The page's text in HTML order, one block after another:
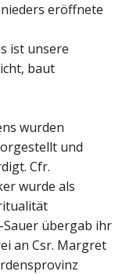
eröffnete
ist unsere
baut
wurden
und
Cfr.
wurde als
Sauer übergab ihr
an Csr. Margret